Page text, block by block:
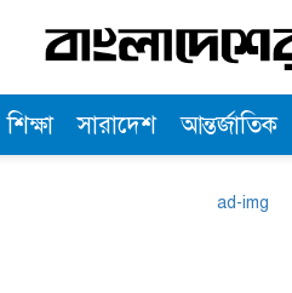
শিক্ষা সারাদেশ আন্তর্জাতিক